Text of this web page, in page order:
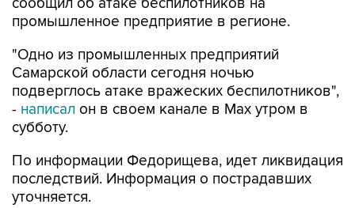
сообщил об атаке беспилотников на
промышленное предприятие в регионе.
"Одно из промышленных предприятий
Самарской области сегодня ночью
подверглось атаке вражеских беспилотников",
- написал он в своем канале в Max утром в
субботу.
По информации Федорищева, идет ликвидация
последствий. Информация о пострадавших
уточняется.